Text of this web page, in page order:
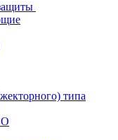
типа